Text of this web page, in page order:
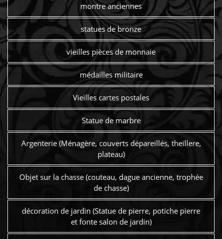
montre anciennes
statues de bronze
vieilles pièces de monnaie
médailles militaire
Vieilles cartes postales
Statue de marbre
Argenterie (Ménagère, couverts dépareillés, theillere,
plateau)
Objet sur la chasse (couteau, dague ancienne, trophée
de chasse)
décoration de jardin (Statue de pierre, potiche pierre
et fonte salon de jardin)